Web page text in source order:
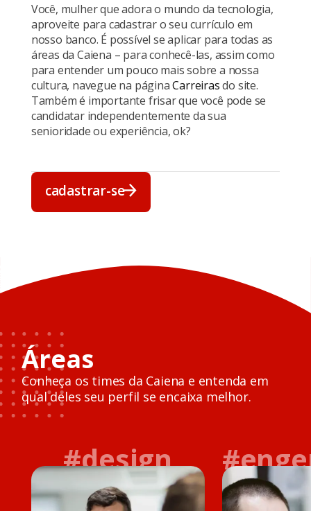
Você, mulher que adora o mundo da tecnologia,
aproveite para cadastrar o seu currículo em
nosso banco. É possível se aplicar para todas as
áreas da Caiena – para conhecê-las, assim como
para entender um pouco mais sobre a nossa
cultura, navegue na páginaCarreirasdo site.
Também é importante frisar que você pode se
candidatar independentemente da sua
senioridade ou experiência, ok?
cadastrar-se
cadastrar-se
Áreas
Conheça os times da Caiena e entenda em
qual deles seu perfil se encaixa melhor.
#design